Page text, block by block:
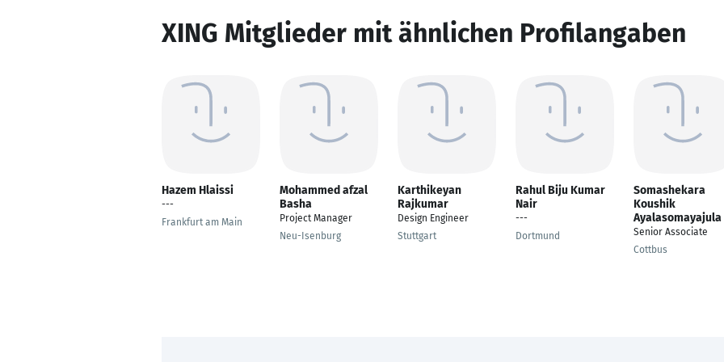
XING Mitglieder mit ähnlichen Profilangaben
Hazem Hlaissi
---
Frankfurt am Main
Mohammed afzal
Basha
Project Manager
Neu-Isenburg
Karthikeyan
Rajkumar
Design Engineer
Stuttgart
Rahul Biju Kumar
Nair
---
Dortmund
Somashekara
Koushik
Ayalasomayajula
Senior Associate
Cottbus